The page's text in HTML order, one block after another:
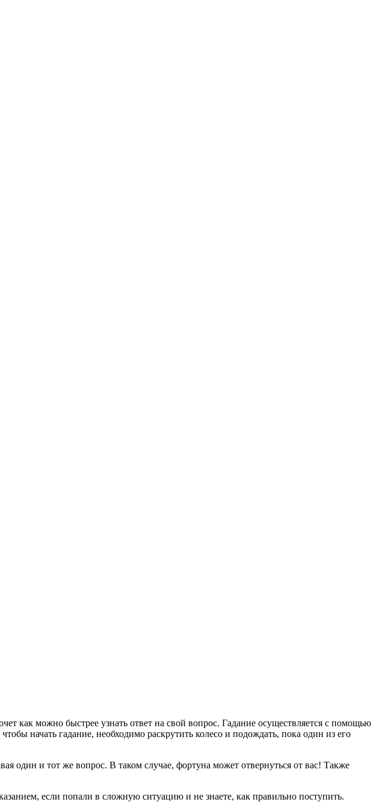
как можно быстрее узнать ответ на свой вопрос. Гадание осуществляется с помощью
начать гадание, необходимо раскрутить колесо и подождать, пока один из его
один и тот же вопрос. В таком случае, фортуна может отвернуться от вас! Также
если попали в сложную ситуацию и не знаете, как правильно поступить.